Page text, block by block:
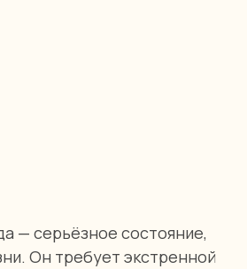
— серьёзное состояние,
Он требует экстренной